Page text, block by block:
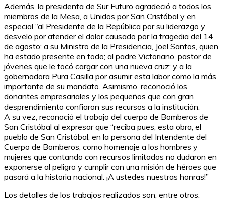
Además, la presidenta de Sur Futuro agradeció a todos los
miembros de la Mesa, a Unidos por San Cristóbal y en
especial “al Presidente de la República por su liderazgo y
desvelo por atender el dolor causado por la tragedia del 14
de agosto; a su Ministro de la Presidencia, Joel Santos, quien
ha estado presente en todo; al padre Victoriano, pastor de
jóvenes que le tocó cargar con una nueva cruz; y a la
gobernadora Pura Casilla por asumir esta labor como la más
importante de su mandato. Asimismo, reconoció los
donantes empresariales y los pequeños que con gran
desprendimiento confiaron sus recursos a la institución.
A su vez, reconoció el trabajo del cuerpo de Bomberos de
San Cristóbal al expresar que “reciba pues, esta obra, el
pueblo de San Cristóbal, en la persona del Intendente del
Cuerpo de Bomberos, como homenaje a los hombres y
mujeres que contando con recursos limitados no dudaron en
exponerse al peligro y cumplir con una misión de héroes que
pasará a la historia nacional. ¡A ustedes nuestras honras!”
Los detalles de los trabajos realizados son, entre otros: